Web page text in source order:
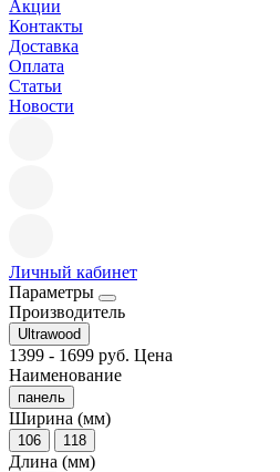
Акции
Контакты
Доставка
Оплата
Статьи
Новости
Личный кабинет
Параметры
Производитель
Ultrawood
1399 - 1699 руб. Цена
Наименование
панель
Ширина (мм)
106 118
Длина (мм)